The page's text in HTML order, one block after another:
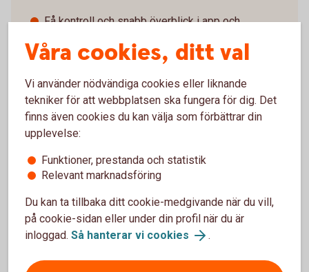
Få kontroll och snabb överblick i app och
Tydlig översikt på faktura eller e-faktura.
Smidig betalning med mobil eller smartklocka.
Betalkort Företag
Spärra ditt kort
Våra cookies, ditt val
Vi använder nödvändiga cookies eller liknande
tekniker för att webbplatsen ska fungera för dig. Det
finns även cookies du kan välja som förbättrar din
upplevelse:
Funktioner, prestanda och statistik
Relevant marknadsföring
Du kan ta tillbaka ditt cookie-medgivande när du vill,
på cookie-sidan eller under din profil när du är
inloggad. Så hanterar vi cookies .